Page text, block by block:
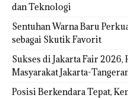
dan Teknologi
Sentuhan Warna Baru
sebagai Skutik Favorit
Sukses di Jakarta Fair
Masyarakat Jakarta-
Posisi Berkendara Tepat,